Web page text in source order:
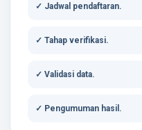
✓ Jadwal pendaftaran.
✓ Tahap verifikasi.
✓ Validasi data.
✓ Pengumuman hasil.